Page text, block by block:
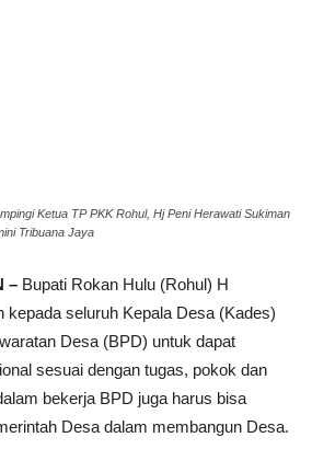
Ketua TP PKK Rohul, Hj Peni Herawati Sukiman
Tribuana Jaya
– Bupati Rokan Hulu (Rohul) H
kepada seluruh Kepala Desa (Kades)
Desa (BPD) untuk dapat
sesuai dengan tugas, pokok dan
bekerja BPD juga harus bisa
Desa dalam membangun Desa.